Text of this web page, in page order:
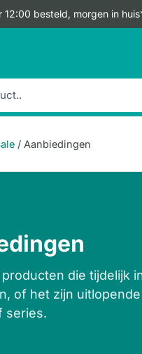
besteld, morgen in huis*
/ Aanbiedingen
die tijdelijk
of het zijn uitlopende
series.